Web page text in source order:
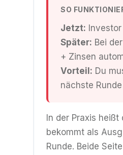
SO
Jetzt:
Später: Bei
+ Zinsen
Vorteil: Du
nächste
In der Praxis
bekommt als
Runde. Beide